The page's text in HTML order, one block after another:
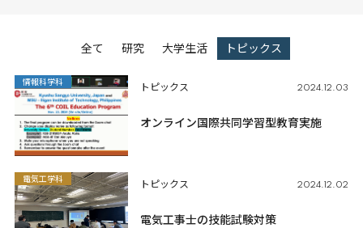
全て 研究 大学生活 トピックス
情報科学科 トピックス 2024.12.03
オンライン国際共同学習型教育実施
電気工学科 トピックス 2024.12.02
電気工事士の技能試験対策